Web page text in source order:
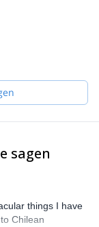
work together with
trip you request,
sagen
things I have
Chilean